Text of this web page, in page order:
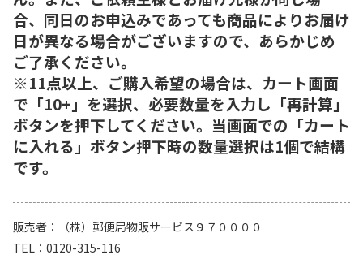
合、同日のお申込みであっても商品によりお届け
日が異なる場合がございますので、あらかじめ
ご了承ください。
※11点以上、ご購入希望の場合は、カート画面
で「10+」を選択、必要数量を入力し「再計算」
ボタンを押下してください。当画面での「カート
に入れる」ボタン押下時の数量選択は1個で結構
です。
販売者
（株）郵便局物販サービス９７００００
TEL
0120-315-116